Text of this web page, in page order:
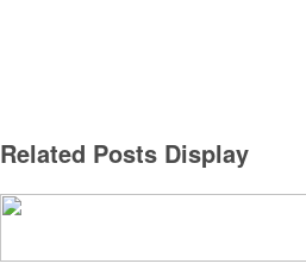
Related Posts Display